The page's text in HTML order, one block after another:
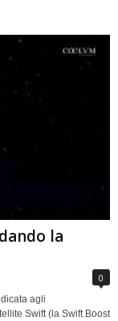
la
0
agli
Swift (la Swift Boost